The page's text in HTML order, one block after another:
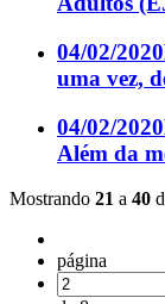
04/02/2020
uma vez,
04/02/2020
Além da
Mostrando 21 a 40
página